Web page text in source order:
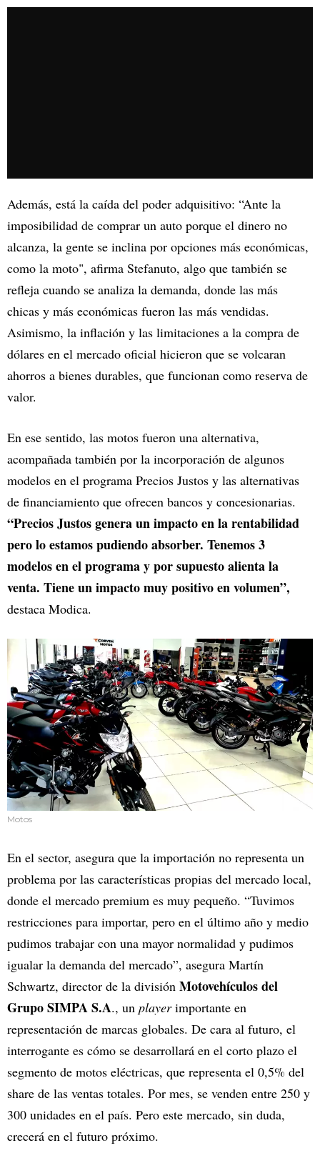
Además, está la caída del poder adquisitivo: “Ante la
imposibilidad de comprar un auto porque el dinero no
alcanza, la gente se inclina por opciones más económicas,
como la moto", afirma Stefanuto, algo que también se
refleja cuando se analiza la demanda, donde las más
chicas y más económicas fueron las más vendidas.
Asimismo, la inflación y las limitaciones a la compra de
dólares en el mercado oficial hicieron que se volcaran
ahorros a bienes durables, que funcionan como reserva de
valor.
En ese sentido, las motos fueron una alternativa,
acompañada también por la incorporación de algunos
modelos en el programa Precios Justos y las alternativas
de financiamiento que ofrecen bancos y concesionarias.
“Precios Justos genera un impacto en la rentabilidad
pero lo estamos pudiendo absorber. Tenemos 3
modelos en el programa y por supuesto alienta la
venta. Tiene un impacto muy positivo en volumen”,
destaca Modica.
Motos
En el sector, asegura que la importación no representa un
problema por las características propias del mercado local,
donde el mercado premium es muy pequeño. “Tuvimos
restricciones para importar, pero en el último año y medio
pudimos trabajar con una mayor normalidad y pudimos
igualar la demanda del mercado”, asegura Martín
Schwartz, director de la división Motovehículos del
Grupo SIMPA S.A., un playerimportante en
representación de marcas globales. De cara al futuro, el
interrogante es cómo se desarrollará en el corto plazo el
segmento de motos eléctricas, que representa el 0,5% del
share de las ventas totales. Por mes, se venden entre 250 y
300 unidades en el país. Pero este mercado, sin duda,
crecerá en el futuro próximo.